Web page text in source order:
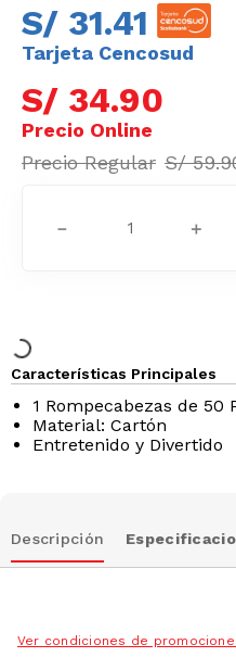
Tarjeta Cencosud
S/ 31.41
S/ 34.90
S/ 59.
＋
－
Características Principales
1 Rompecabezas de 50
Material: Cartón
Entretenido y Divertido
Descripción
Ver condiciones de